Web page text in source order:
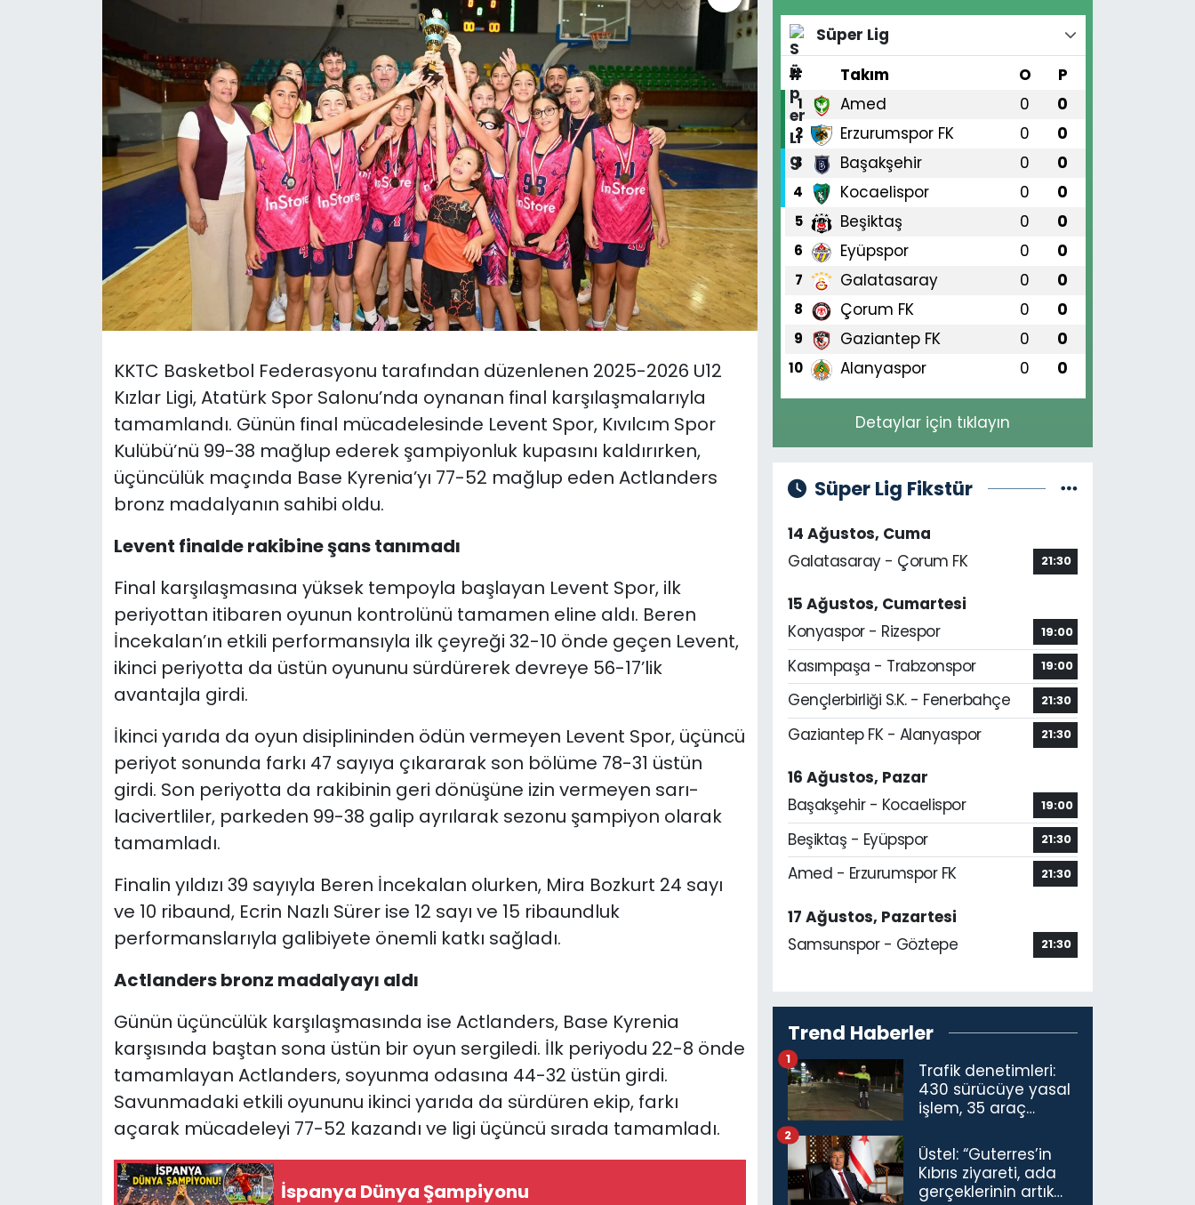
KKTC Basketbol Federasyonu tarafından düzenlenen 2025-2026 U12
Kızlar Ligi, Atatürk Spor Salonu’nda oynanan final karşılaşmalarıyla
tamamlandı. Günün final mücadelesinde Levent Spor, Kıvılcım Spor
Kulübü’nü 99-38 mağlup ederek şampiyonluk kupasını kaldırırken,
üçüncülük maçında Base Kyrenia’yı 77-52 mağlup eden Actlanders
bronz madalyanın sahibi oldu.
Levent finalde rakibine şans tanımadı
Final karşılaşmasına yüksek tempoyla başlayan Levent Spor, ilk
periyottan itibaren oyunun kontrolünü tamamen eline aldı. Beren
İncekalan’ın etkili performansıyla ilk çeyreği 32-10 önde geçen Levent,
ikinci periyotta da üstün oyununu sürdürerek devreye 56-17’lik
avantajla girdi.
İkinci yarıda da oyun disiplininden ödün vermeyen Levent Spor, üçüncü
periyot sonunda farkı 47 sayıya çıkararak son bölüme 78-31 üstün
girdi. Son periyotta da rakibinin geri dönüşüne izin vermeyen sarı-
lacivertliler, parkeden 99-38 galip ayrılarak sezonu şampiyon olarak
tamamladı.
Finalin yıldızı 39 sayıyla Beren İncekalan olurken, Mira Bozkurt 24 sayı
ve 10 ribaund, Ecrin Nazlı Sürer ise 12 sayı ve 15 ribaundluk
performanslarıyla galibiyete önemli katkı sağladı.
Actlanders bronz madalyayı aldı
Günün üçüncülük karşılaşmasında ise Actlanders, Base Kyrenia
karşısında baştan sona üstün bir oyun sergiledi. İlk periyodu 22-8 önde
tamamlayan Actlanders, soyunma odasına 44-32 üstün girdi.
Savunmadaki etkili oyununu ikinci yarıda da sürdüren ekip, farkı
açarak mücadeleyi 77-52 kazandı ve ligi üçüncü sırada tamamladı.
İspanya Dünya Şampiyonu
Süper Lig
#
Takım O P
1 Amed 0 0
2 Erzurumspor FK 0 0
3 Başakşehir 0 0
4 Kocaelispor 0 0
5 Beşiktaş 0 0
6 Eyüpspor 0 0
7 Galatasaray 0 0
8 Çorum FK 0 0
9 Gaziantep FK 0 0
10 Alanyaspor 0 0
Detaylar için tıklayın
Süper Lig Fikstür
14 Ağustos, Cuma
Galatasaray - Çorum FK
21:30
15 Ağustos, Cumartesi
Konyaspor - Rizespor
19:00
Kasımpaşa - Trabzonspor 19:00
Gençlerbirliği S.K. - Fenerbahçe 21:30
Gaziantep FK - Alanyaspor 21:30
16 Ağustos, Pazar
Başakşehir - Kocaelispor
19:00
Beşiktaş - Eyüpspor 21:30
Amed - Erzurumspor FK 21:30
17 Ağustos, Pazartesi
Samsunspor - Göztepe
21:30
Trend Haberler
Trafik denetimleri:
430 sürücüye yasal
işlem, 35 araç
1
Üstel: “Guterres’in
Kıbrıs ziyareti, ada
gerçeklerinin artık
2
KKTC YEREL SEÇİM 2018
Kültür Sanat
Nöbetçi Eczaneler
Video Galeri